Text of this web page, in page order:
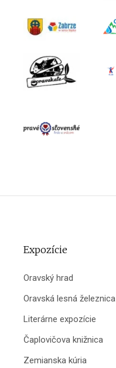
Expozície
Oravský hrad
Oravská lesná železnica
Literárne expozície
Čaplovičova knižnica
Zemianska kúria